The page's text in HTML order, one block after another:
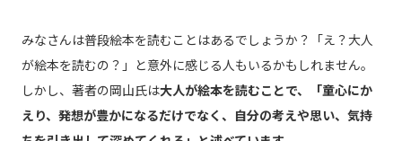
みなさんは普段絵本を読むことはあるでしょうか？「え？大人
が絵本を読むの？」と意外に感じる人もいるかもしれません。
しかし、著者の岡山氏は大人が絵本を読むことで、「童心にか
えり、発想が豊かになるだけでなく、自分の考えや思い、気持